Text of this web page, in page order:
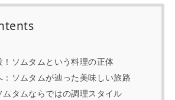
ソムタムという料理の正体
ソムタムが辿った美味しい旅路
タムならではの調理スタイル